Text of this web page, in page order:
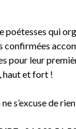
poétesses qui
pour leur
haut et fort !
s’excuse de